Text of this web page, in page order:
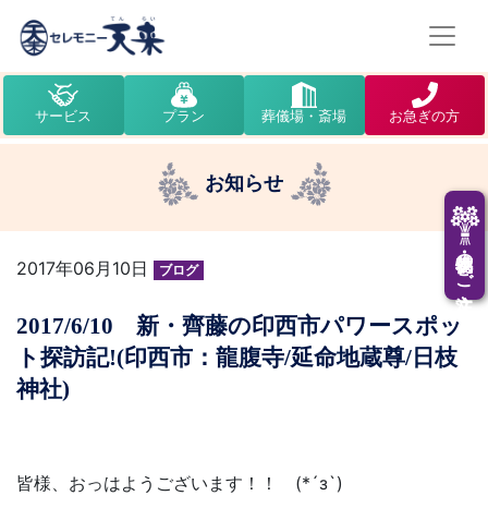
供花・供物のご注文
サービス プラン 葬儀場・斎場 お急ぎの方
お知らせ
2017年06月10日 ブログ
2017/6/10 新・齊藤の印西市パワースポッ
ト探訪記!(印西市：龍腹寺/延命地蔵尊/日枝
神社)
皆様、おっはようございます！！ (*´з`)